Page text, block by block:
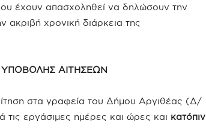
έχουν απασχοληθεί να δηλώσουν την
ακριβή χρονική διάρκεια της
ΑΙΤΗΣΕΩΝ
στα γραφεία του Δήμου Αργιθέας (Δ/
εργάσιμες ημέρες και ώρες και κατόπιν